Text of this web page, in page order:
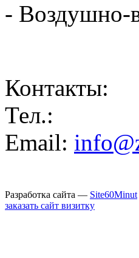
- Воздушно-
Контакты:
Тел.:
Email:
Разработка сайта — Site60Minut
заказать сайт визитку